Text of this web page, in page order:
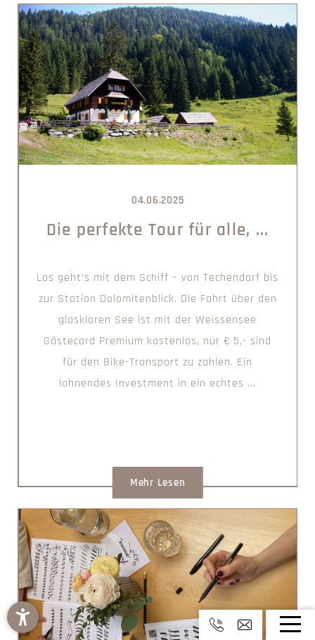
04.06.2025
Die perfekte Tour für alle, ...
Los geht’s mit dem Schiff – von Techendorf bis
zur Station Dolomitenblick. Die Fahrt über den
glasklaren See ist mit der Weissensee
Gästecard Premium kostenlos, nur € 5,- sind
für den Bike-Transport zu zahlen. Ein
lohnendes Investment in ein echtes ...
Mehr Lesen